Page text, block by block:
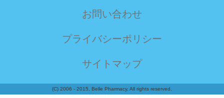
お問い合わせ
プライバシーポリシー
サイトマップ
(C) 2006 - 2015, Belle Pharmacy, All rights reserved.